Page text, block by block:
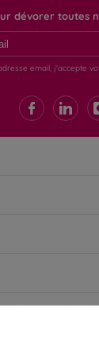
dévorer toutes
email, j'accepte